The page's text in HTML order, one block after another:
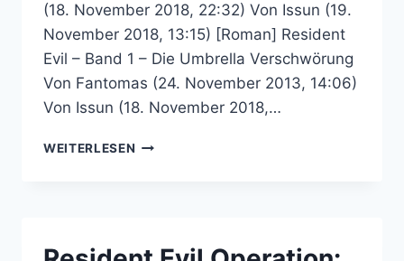
(18. November 2018, 22:32) Von Issun (19.
November 2018, 13:15) [Roman] Resident
Evil – Band 1 – Die Umbrella Verschwörung
Von Fantomas (24. November 2013, 14:06)
Von Issun (18. November 2018,…
WEITERLESEN MERCHANDISE